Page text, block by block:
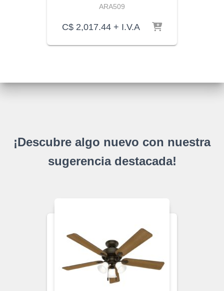
ARA509
C$ 2,017.44 + I.V.A
¡Descubre algo nuevo con nuestra
sugerencia destacada!